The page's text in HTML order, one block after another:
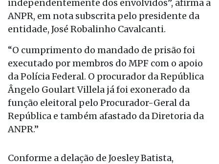
independentemente dos envolvidos”, afirma a
ANPR, em nota subscrita pelo presidente da
entidade, José Robalinho Cavalcanti.
“O cumprimento do mandado de prisão foi
executado por membros do MPF com o apoio
da Polícia Federal. O procurador da República
Ângelo Goulart Villela já foi exonerado da
função eleitoral pelo Procurador-Geral da
República e também afastado da Diretoria da
ANPR.”
Conforme a delação de Joesley Batista,